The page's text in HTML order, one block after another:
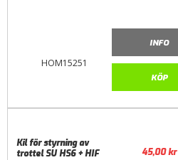
HOM15251
INFO
KÖP
Kil för styrning av
trottel SU HS6 + HIF
45,00kr